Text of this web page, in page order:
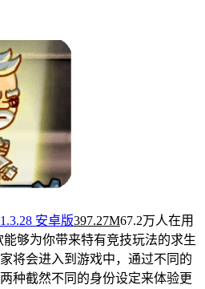
安卓版397.27M67.2万人在用
够为你带来特有竞技玩法的求生
将会进入到游戏中，通过不同的
种截然不同的身份设定来体验更